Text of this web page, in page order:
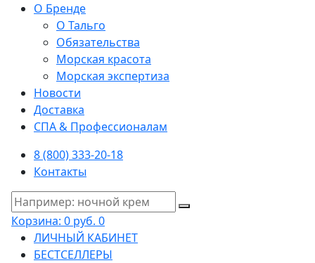
О Бренде
О Тальго
Обязательства
Морская красота
Морская экспертиза
Новости
Доставка
СПА & Профессионалам
8 (800) 333-20-18
Контакты
Корзина: 0 руб. 0
ЛИЧНЫЙ КАБИНЕТ
БЕСТСЕЛЛЕРЫ